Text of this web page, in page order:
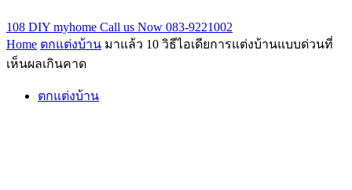
108 DIY myhome Call us Now 083-9221002
Home ตกแต่งบ้าน มาแล้ว 10 วิธีไอเดียการแต่งบ้านแบบด่วนที่
เห็นผลเกินคาด
ตกแต่งบ้าน